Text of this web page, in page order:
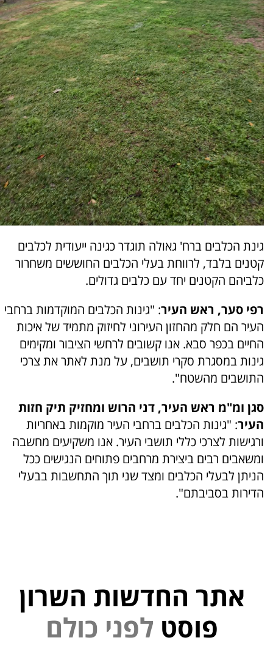
גינת הכלבים ברח' גאולה תוגדר כגינה ייעודית לכלבים
קטנים בלבד, לרווחת בעלי הכלבים החוששים משחרור
כלביהם הקטנים יחד עם כלבים גדולים.
רפי סער, ראש העיר: "גינות הכלבים המוקדמות ברחבי
העיר הם חלק מהחזון העירוני לחיזוק מתמיד של איכות
החיים בכפר סבא. אנו קשובים לרחשי הציבור ומקימים
גינות במסגרת סקרי תושבים, על מנת לאתר את צרכי
התושבים מהשטח".
סגן ומ"מ ראש העיר, דני הרוש ומחזיק תיק חזות
העיר: "גינות הכלבים ברחבי העיר מוקמות באחריות
ורגישות לצרכי כללי תושבי העיר. אנו משקיעים מחשבה
ומשאבים רבים ביצירת מרחבים פתוחים הנגישים ככל
הניתן לבעלי הכלבים ומצד שני תוך התחשבות בבעלי
הדירות בסביבתם".
אתר החדשות השרון
פוסט